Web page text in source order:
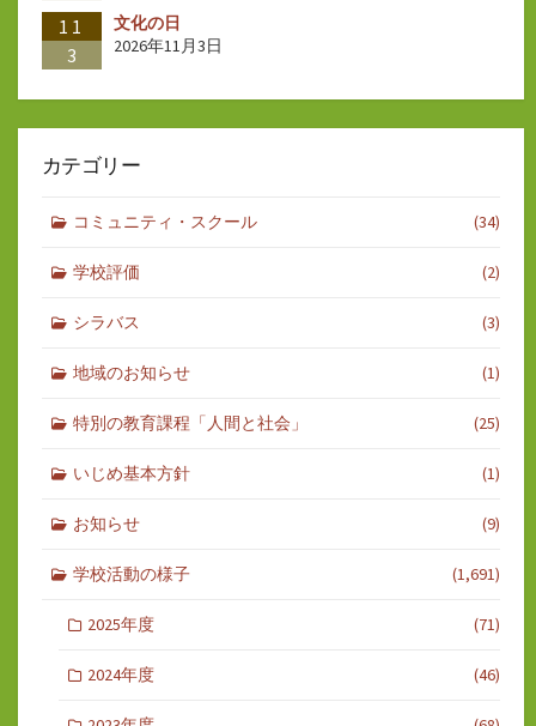
11
3
文化の日
2026年11月3日
カテゴリー
コミュニティ・スクール (34)
学校評価 (2)
シラバス (3)
地域のお知らせ (1)
特別の教育課程「人間と社会」 (25)
いじめ基本方針 (1)
お知らせ (9)
学校活動の様子 (1,691)
2025年度 (71)
2024年度 (46)